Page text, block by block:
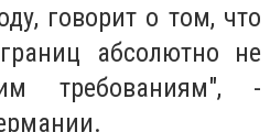
говорит о том, что
абсолютно не
требованиям", -